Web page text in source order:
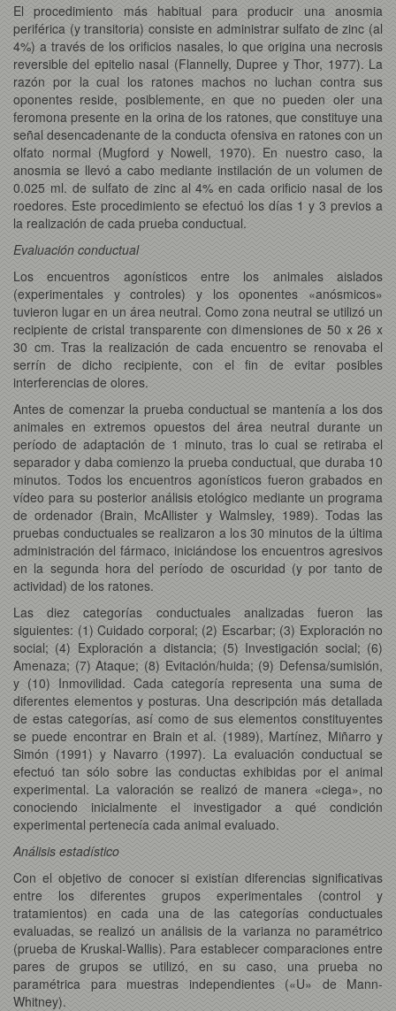
El procedimiento más habitual para producir una anosmia
periférica (y transitoria) consiste en administrar sulfato de zinc (al
4%) a través de los orificios nasales, lo que origina una necrosis
reversible del epitelio nasal (Flannelly, Dupree y Thor, 1977). La
razón por la cual los ratones machos no luchan contra sus
oponentes reside, posiblemente, en que no pueden oler una
feromona presente en la orina de los ratones, que constituye una
señal desencadenante de la conducta ofensiva en ratones con un
olfato normal (Mugford y Nowell, 1970). En nuestro caso, la
anosmia se llevó a cabo mediante instilación de un volumen de
0.025 ml. de sulfato de zinc al 4% en cada orificio nasal de los
roedores. Este procedimiento se efectuó los días 1 y 3 previos a
la realización de cada prueba conductual.
Evaluación conductual
Los encuentros agonísticos entre los animales aislados
(experimentales y controles) y los oponentes
«anósmicos»
tuvieron lugar en un área neutral. Como zona neutral se utilizó un
recipiente de cristal transparente con dimensiones de 50 x 26 x
30 cm. Tras la realización de cada encuentro se renovaba el
serrín de dicho recipiente, con el fin de evitar posibles
interferencias de olores.
Antes de comenzar la prueba conductual se mantenía a los dos
animales en extremos opuestos del área neutral durante un
período de adaptación de 1 minuto, tras lo cual se retiraba el
separador y daba comienzo la prueba conductual, que duraba 10
minutos. Todos los encuentros agonísticos fueron grabados en
vídeo para su posterior análisis etológico mediante un programa
de ordenador (Brain, McAllister y Walmsley, 1989). Todas las
pruebas conductuales se realizaron a los 30 minutos de la última
administración del fármaco, iniciándose los encuentros agresivos
en la segunda hora del período de oscuridad (y por tanto de
actividad) de los ratones.
Las diez categorías conductuales analizadas fueron las
siguientes: (1) Cuidado corporal; (2) Escarbar; (3) Exploración no
social; (4) Exploración a distancia; (5) Investigación social; (6)
Amenaza; (7) Ataque; (8) Evitación/huida; (9) Defensa/sumisión,
y (10) Inmovilidad. Cada categoría representa una suma de
diferentes elementos y posturas. Una descripción más detallada
de estas categorías, así como de sus elementos constituyentes
se puede encontrar en Brain et al. (1989), Martínez, Miñarro y
Simón (1991) y Navarro (1997). La evaluación conductual se
efectuó tan sólo sobre las conductas exhibidas por el animal
experimental. La valoración se realizó de manera «ciega», no
conociendo inicialmente el investigador a qué condición
experimental pertenecía cada animal evaluado.
Análisis estadístico
Con el objetivo de conocer si existían diferencias significativas
entre los diferentes grupos experimentales (control y
tratamientos) en cada una de las categorías conductuales
evaluadas, se realizó un análisis de la varianza no paramétrico
(prueba de Kruskal-Wallis). Para establecer comparaciones entre
pares de grupos se utilizó, en su caso, una prueba no
paramétrica para muestras independientes («U» de Mann-
Whitney).